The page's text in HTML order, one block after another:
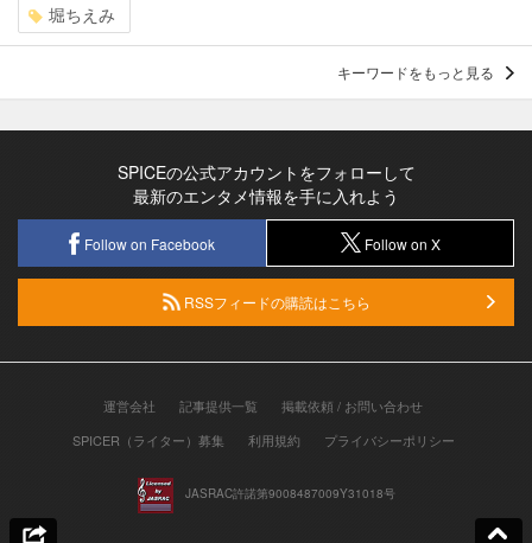
堀ちえみ
キーワードをもっと見る
SPICEの公式アカウントをフォローして
最新のエンタメ情報を手に入れよう
Follow on Facebook Follow on X
RSSフィードの購読はこちら
運営会社 記事提供一覧
掲載依頼 / お問い合わせ
SPICER（ライター）募集
利用規約 プライバシーポリシー
JASRAC許諾第9008487009Y31018号